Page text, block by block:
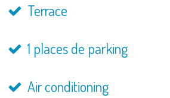
Terrace
1 places de parking
Air conditioning